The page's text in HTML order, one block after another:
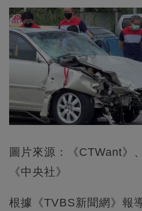
圖片來源：《CTWant》
《中央社》
根據《TVBS新聞網》報